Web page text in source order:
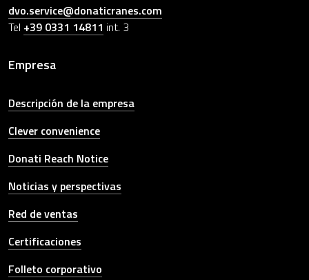
dvo.service@donaticranes.com
Tel +39 0331 14811 int. 3
Empresa
Descripción de la empresa
Clever convenience
Donati Reach Notice
Noticias y perspectivas
Red de ventas
Certificaciones
Folleto corporativo